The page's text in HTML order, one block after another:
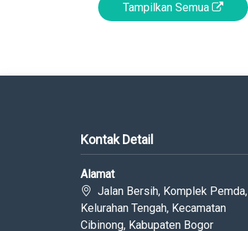
Tampilkan Semua
Kontak Detail
Alamat
Jalan Bersih, Komplek Pemda,
Kelurahan Tengah, Kecamatan
Cibinong, Kabupaten Bogor